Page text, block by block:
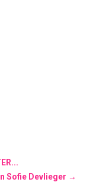
Sofie Devlieger →